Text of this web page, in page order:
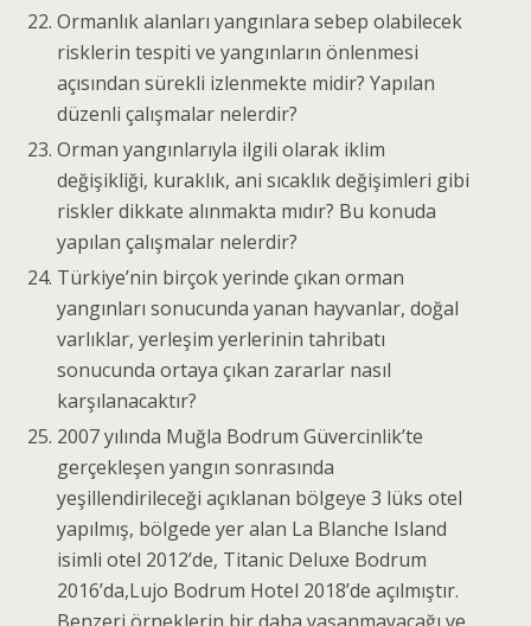
Ormanlık alanları yangınlara sebep olabilecek
risklerin tespiti ve yangınların önlenmesi
açısından sürekli izlenmekte midir? Yapılan
düzenli çalışmalar nelerdir?
Orman yangınlarıyla ilgili olarak iklim
değişikliği, kuraklık, ani sıcaklık değişimleri gibi
riskler dikkate alınmakta mıdır? Bu konuda
yapılan çalışmalar nelerdir?
Türkiye’nin birçok yerinde çıkan orman
yangınları sonucunda yanan hayvanlar, doğal
varlıklar, yerleşim yerlerinin tahribatı
sonucunda ortaya çıkan zararlar nasıl
karşılanacaktır?
2007 yılında Muğla Bodrum Güvercinlik’te
gerçekleşen yangın sonrasında
yeşillendirileceği açıklanan bölgeye 3 lüks otel
yapılmış, bölgede yer alan La Blanche Island
isimli otel 2012’de, Titanic Deluxe Bodrum
2016’da,Lujo Bodrum Hotel 2018’de açılmıştır.